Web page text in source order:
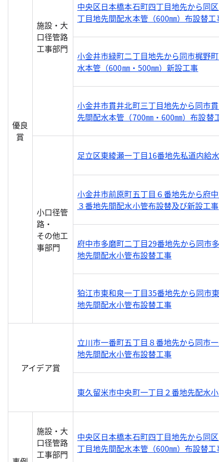
優良
賞
施設・大
口径管路
工事部門
中央区日本橋本石町四丁目地先から同
丁目地先間配水本管（600㎜）布設替工
小金井市緑町二丁目地先から同市梶野
水本管（600㎜・500㎜）新設工事
小金井市貫井北町三丁目地先から同市
先間配水本管（700㎜・600㎜）布設替
小口径管
路・
その他工
事部門
足立区東綾瀬一丁目16番地先私道内給
小金井市前原町五丁目６番地先から府
３番地先間配水小管布設替及び新設工事
府中市多磨町二丁目29番地先から同市
地先間配水小管布設替工事
狛江市東和泉一丁目35番地先から同市
地先間配水小管布設替工事
アイデア賞
立川市一番町五丁目８番地先から同市
地先間配水小管布設替工事
東久留米市中央町一丁目２番地先配水
施設・大
口径管路
工事部門
中央区日本橋本石町四丁目地先から同
丁目地先間配水本管（600㎜）布設替工